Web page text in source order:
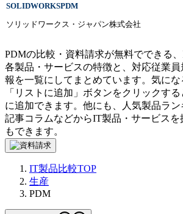
SOLIDWORKSPDM
ソリッドワークス・ジャパン株式会社
PDMの比較・資料請求が無料でできる、
各製品・サービスの特徴と、対応従業
報を一覧にしてまとめています。気に
「リストに追加」ボタンをクリックす
に追加できます。他にも、人気製品ラ
記事コラムなどからIT製品・サービスを
もできます。
IT製品比較TOP
生産
PDM